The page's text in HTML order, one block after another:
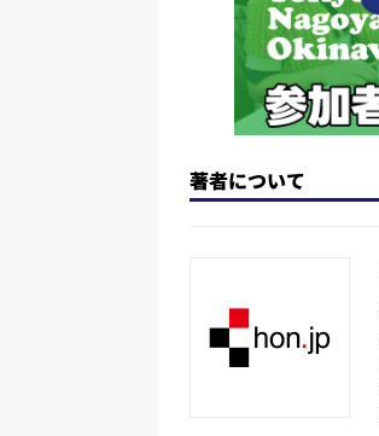
著者について